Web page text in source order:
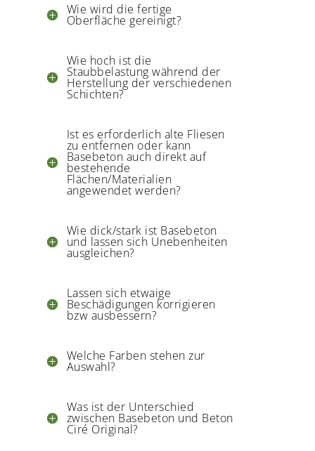
Wie wird die fertige
Oberfläche gereinigt?
Wie hoch ist die
Staubbelastung während der
Herstellung der verschiedenen
Schichten?
Ist es erforderlich alte Fliesen
zu entfernen oder kann
Basebeton auch direkt auf
bestehende
Flächen/Materialien
angewendet werden?
Wie dick/stark ist Basebeton
und lassen sich Unebenheiten
ausgleichen?
Lassen sich etwaige
Beschädigungen korrigieren
bzw ausbessern?
Welche Farben stehen zur
Auswahl?
Was ist der Unterschied
zwischen Basebeton und Beton
Ciré Original?